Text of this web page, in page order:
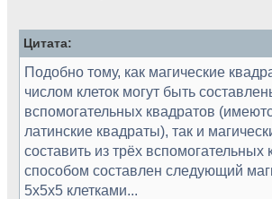
Цитата:
Подобно тому, как магические
числом клеток могут быть
вспомогательных квадратов
латинские квадраты), так и
составить из трёх вспомогательных
способом составлен следующий
5х5х5 клетками...